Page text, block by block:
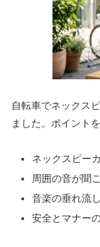
自転車でネックス
ました。ポイント
ネックスピー
周囲の音が聞
音楽の垂れ流
安全とマナー